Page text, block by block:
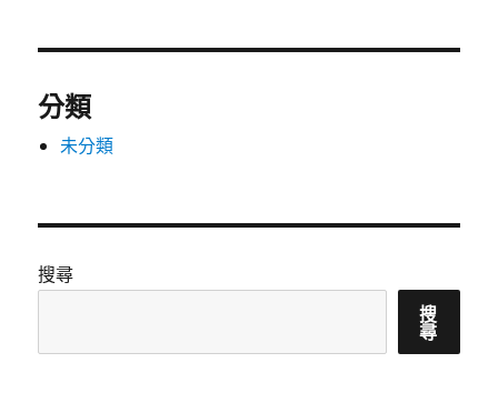
分類
未分類
搜尋
搜
尋